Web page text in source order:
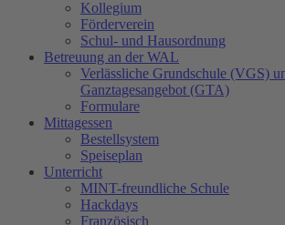
Kollegium
Förderverein
Schul- und Hausordnung
Betreuung an der WAL
Verlässliche Grundschule (VGS)
Ganztagesangebot (GTA)
Formulare
Mittagessen
Bestellsystem
Speiseplan
Unterricht
MINT-freundliche Schule
Hackdays
Französisch